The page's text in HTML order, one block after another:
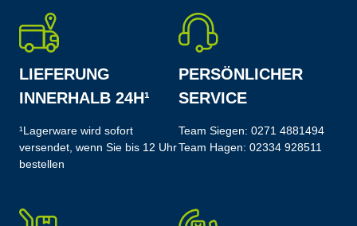
LIEFERUNG
INNERHALB 24H¹
¹Lagerware wird sofort
versendet, wenn Sie bis 12 Uhr
bestellen
PERSÖNLICHER
SERVICE
Team Siegen: 0271 4881494
Team Hagen: 02334 928511